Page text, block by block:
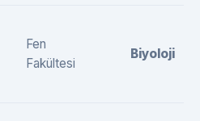
Fen
Fakültesi
Biyoloji